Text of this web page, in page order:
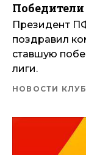
Президент
поздравил
ставшую
лиги.
НОВОСТИ